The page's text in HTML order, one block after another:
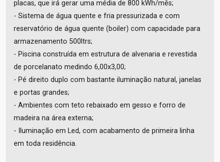
placas, que irá gerar uma média de 800 kWh/mês;
- Sistema de água quente e fria pressurizada e com
reservatório de água quente (boiler) com capacidade para
armazenamento 500ltrs;
- Piscina construída em estrutura de alvenaria e revestida
de porcelanato medindo 6,00x3,00;
- Pé direito duplo com bastante iluminação natural, janelas
e portas grandes;
- Ambientes com teto rebaixado em gesso e forro de
madeira na área externa;
- Iluminação em Led, com acabamento de primeira linha
em toda residência.